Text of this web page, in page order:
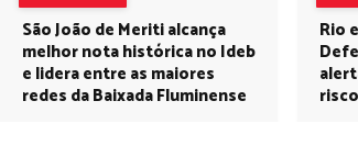
São João de Meriti alcança
melhor nota histórica no Ideb
e lidera entre as maiores
redes da Baixada Fluminense
Rio